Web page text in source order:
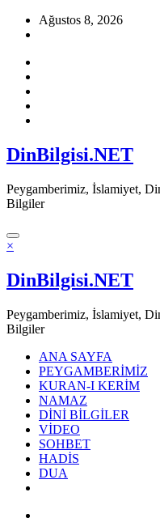
İçeriğe Ağustos 8, 2026
DinBilgisi.NET
Peygamberimiz, İslamiyet,
Bilgiler
×
DinBilgisi.NET
Peygamberimiz, İslamiyet,
Bilgiler
ANA SAYFA
PEYGAMBERİMİZ
KURAN-I KERİM
NAMAZ
DİNİ BİLGİLER
VİDEO
SOHBET
HADİS
DUA